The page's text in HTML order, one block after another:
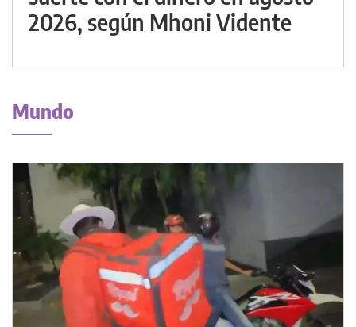
2026, según Mhoni Vidente
Mundo